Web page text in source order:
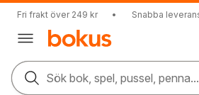
Fri frakt över 249 kr • Snabba
Sök bok, spel, pussel, penna...